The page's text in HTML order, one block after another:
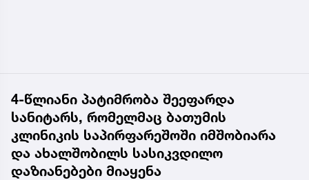
4-წლიანი პატიმრობა შეეფარდა
სანიტარს, რომელმაც ბათუმის
კლინიკის საპირფარეშოში იმშობიარა
და ახალშობილს სასიკვდილო
დაზიანებები მიაყენა